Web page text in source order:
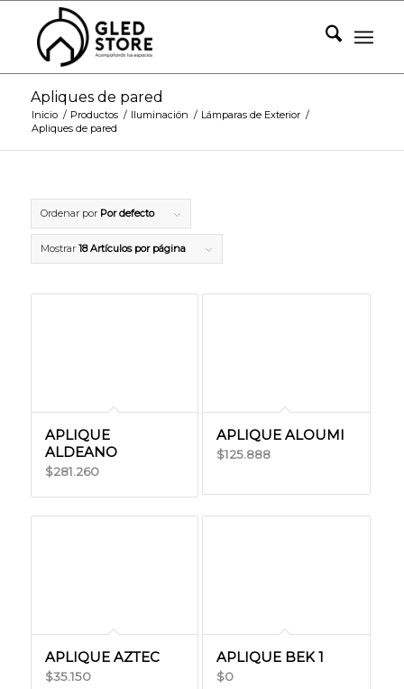
Apliques de pared
Inicio / Productos / Iluminación / Lámparas de Exterior /
Apliques de pared
Ordenar por Por defecto
Mostrar 18 Artículos por página
APLIQUE
ALDEANO
$281.260
APLIQUE ALOUMI
$125.888
APLIQUE AZTEC
$35.150
APLIQUE BEK 1
$0